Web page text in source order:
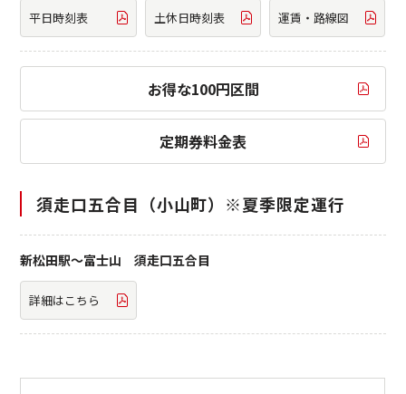
平日時刻表 土休日時刻表 運賃・路線図
お得な100円区間
定期券料金表
須走口五合目（小山町）※夏季限定運行
新松田駅～富士山 須走口五合目
詳細はこちら